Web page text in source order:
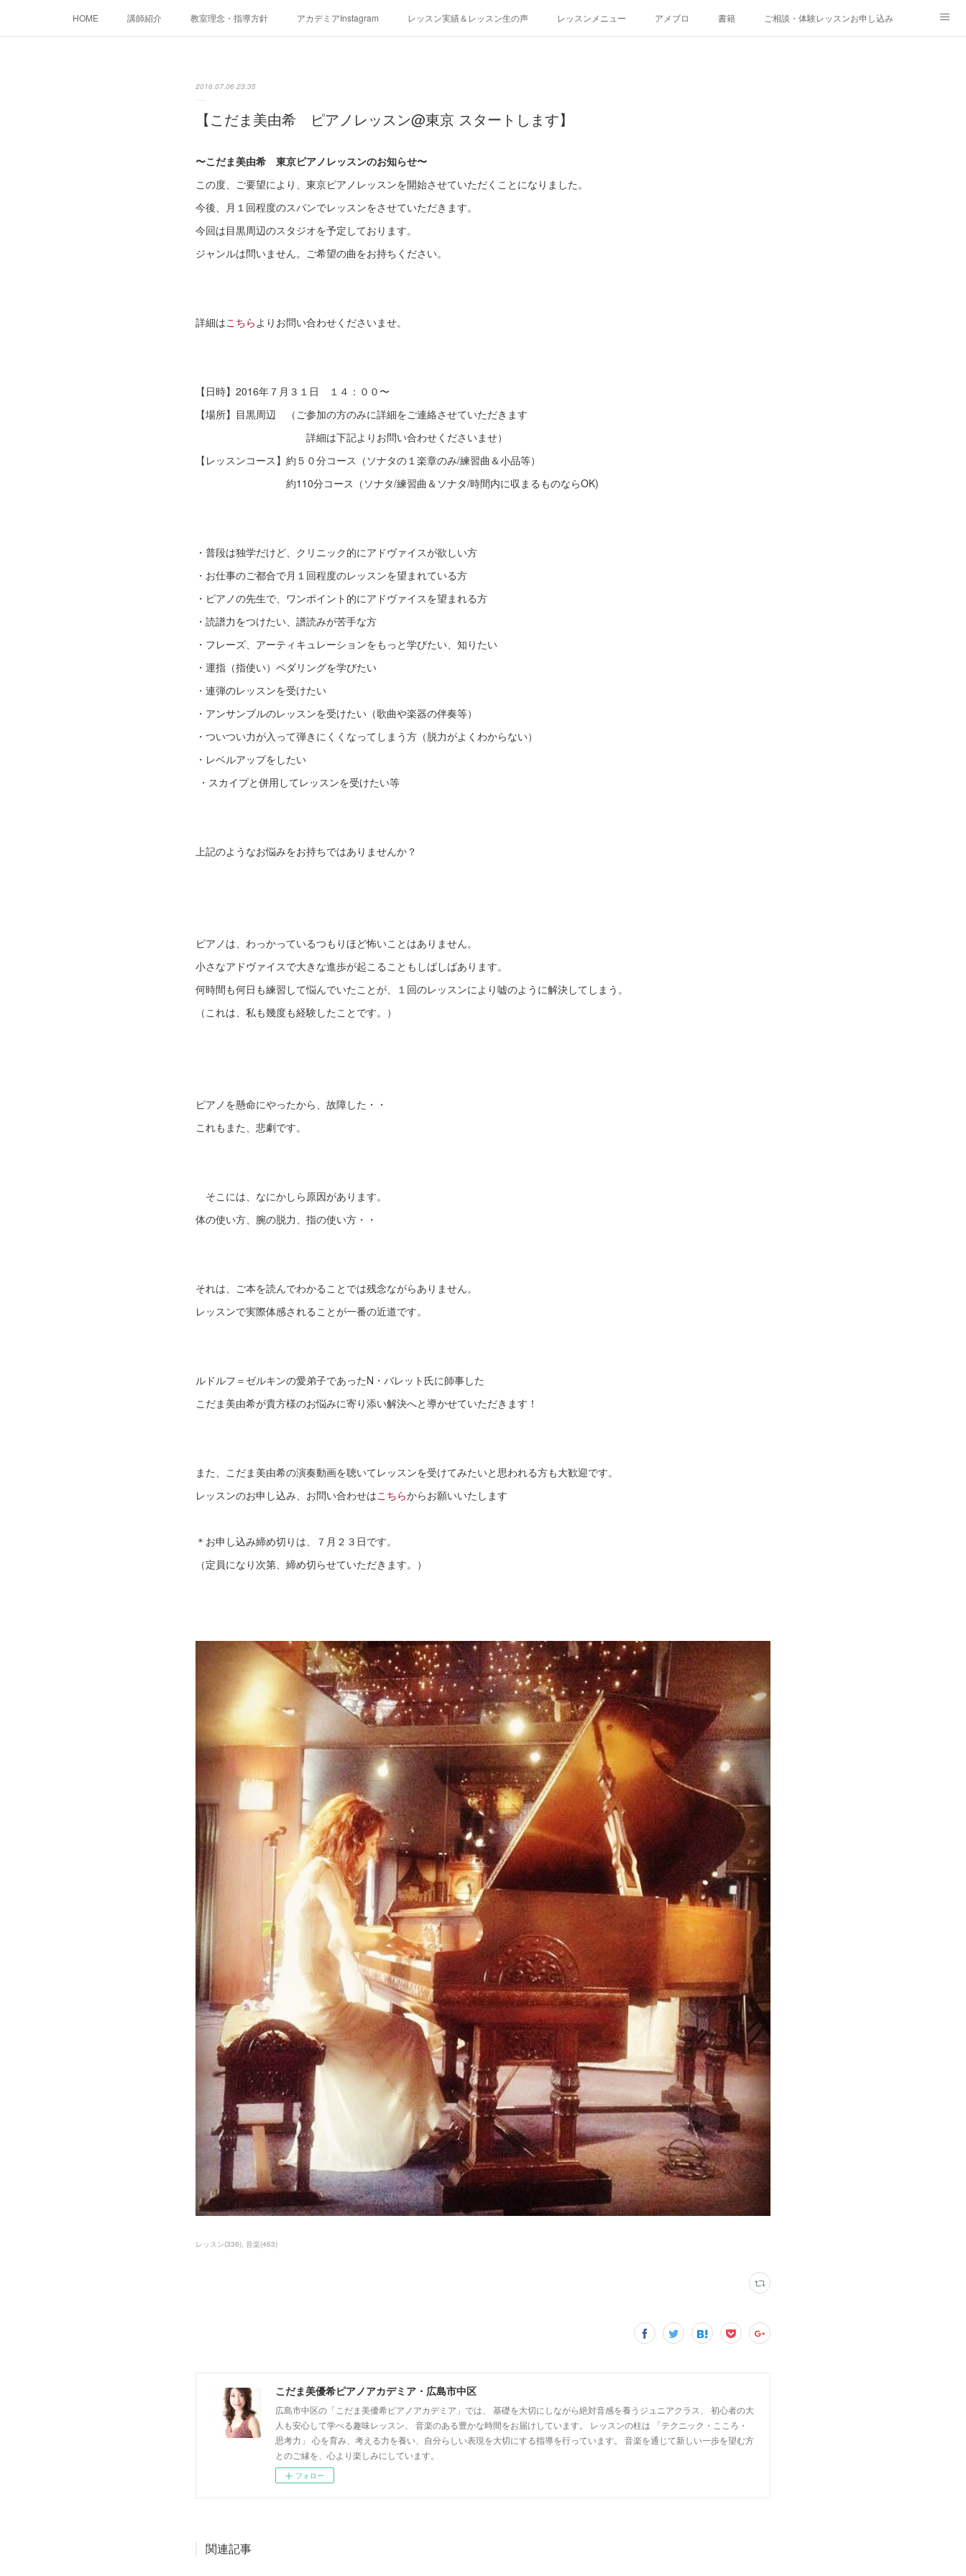
HOME 講師紹介 教室理念・指導方針 アカデミアInstagram レッスン実績＆レッスン生の声 レッスンメニュー アメブロ 書籍 ご相談・体験レッスンお申し込み
2016.07.06 23:35
【こだま美由希 ピアノレッスン@東京 スタートします】
〜こだま美由希 東京ピアノレッスンのお知らせ〜
この度、ご要望により、東京ピアノレッスンを開始させていただくことになりました。
今後、月１回程度のスパンでレッスンをさせていただきます。
今回は目黒周辺のスタジオを予定しております。
ジャンルは問いません。ご希望の曲をお持ちください。
詳細はこちらよりお問い合わせくださいませ。
【日時】2016年７月３１日 １４：００〜
【場所】目黒周辺 （ご参加の方のみに詳細をご連絡させていただきます
詳細は下記よりお問い合わせくださいませ）
【レッスンコース】約５０分コース（ソナタの１楽章のみ/練習曲＆小品等）
約110分コース（ソナタ/練習曲＆ソナタ/時間内に収まるものならOK)
・普段は独学だけど、クリニック的にアドヴァイスが欲しい方
・お仕事のご都合で月１回程度のレッスンを望まれている方
・ピアノの先生で、ワンポイント的にアドヴァイスを望まれる方
・読譜力をつけたい、譜読みが苦手な方
・フレーズ、アーティキュレーションをもっと学びたい、知りたい
・運指（指使い）ペダリングを学びたい
・連弾のレッスンを受けたい
・アンサンブルのレッスンを受けたい（歌曲や楽器の伴奏等）
・ついつい力が入って弾きにくくなってしまう方（脱力がよくわからない）
・レベルアップをしたい
・スカイプと併用してレッスンを受けたい等
上記のようなお悩みをお持ちではありませんか？
ピアノは、わっかっているつもりほど怖いことはありません。
小さなアドヴァイスで大きな進歩が起こることもしばしばあります。
何時間も何日も練習して悩んでいたことが、１回のレッスンにより嘘のように解決してしまう。
（これは、私も幾度も経験したことです。）
ピアノを懸命にやったから、故障した・・
これもまた、悲劇です。
そこには、なにかしら原因があります。
体の使い方、腕の脱力、指の使い方・・
それは、ご本を読んでわかることでは残念ながらありません。
レッスンで実際体感されることが一番の近道です。
ルドルフ＝ゼルキンの愛弟子であったN・バレット氏に師事した
こだま美由希が貴方様のお悩みに寄り添い解決へと導かせていただきます！
また、こだま美由希の演奏動画を聴いてレッスンを受けてみたいと思われる方も大歓迎です。
レッスンのお申し込み、お問い合わせはこちらからお願いいたします
＊お申し込み締め切りは、７月２３日です。
（定員になり次第、締め切らせていただきます。）
レッスン(336) 音楽(463)
こだま美優希ピアノアカデミア・広島市中区
広島市中区の「こだま美優希ピアノアカデミア」では、 基礎を大切にしながら絶対音感を養うジュニアクラス、 初心者の大
人も安心して学べる趣味レッスン、 音楽のある豊かな時間をお届けしています。 レッスンの柱は 「テクニック・こころ・
思考力」 心を育み、考える力を養い、自分らしい表現を大切にする指導を行っています。 音楽を通じて新しい一歩を望む方
とのご縁を、心より楽しみにしています。
フォロー
関連記事